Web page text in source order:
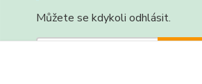
Můžete se kdykoli odhlásit.